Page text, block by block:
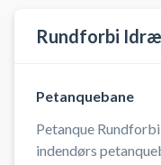
Rundforbi
Petanquebane
Petanque
indendørs petanquebane.